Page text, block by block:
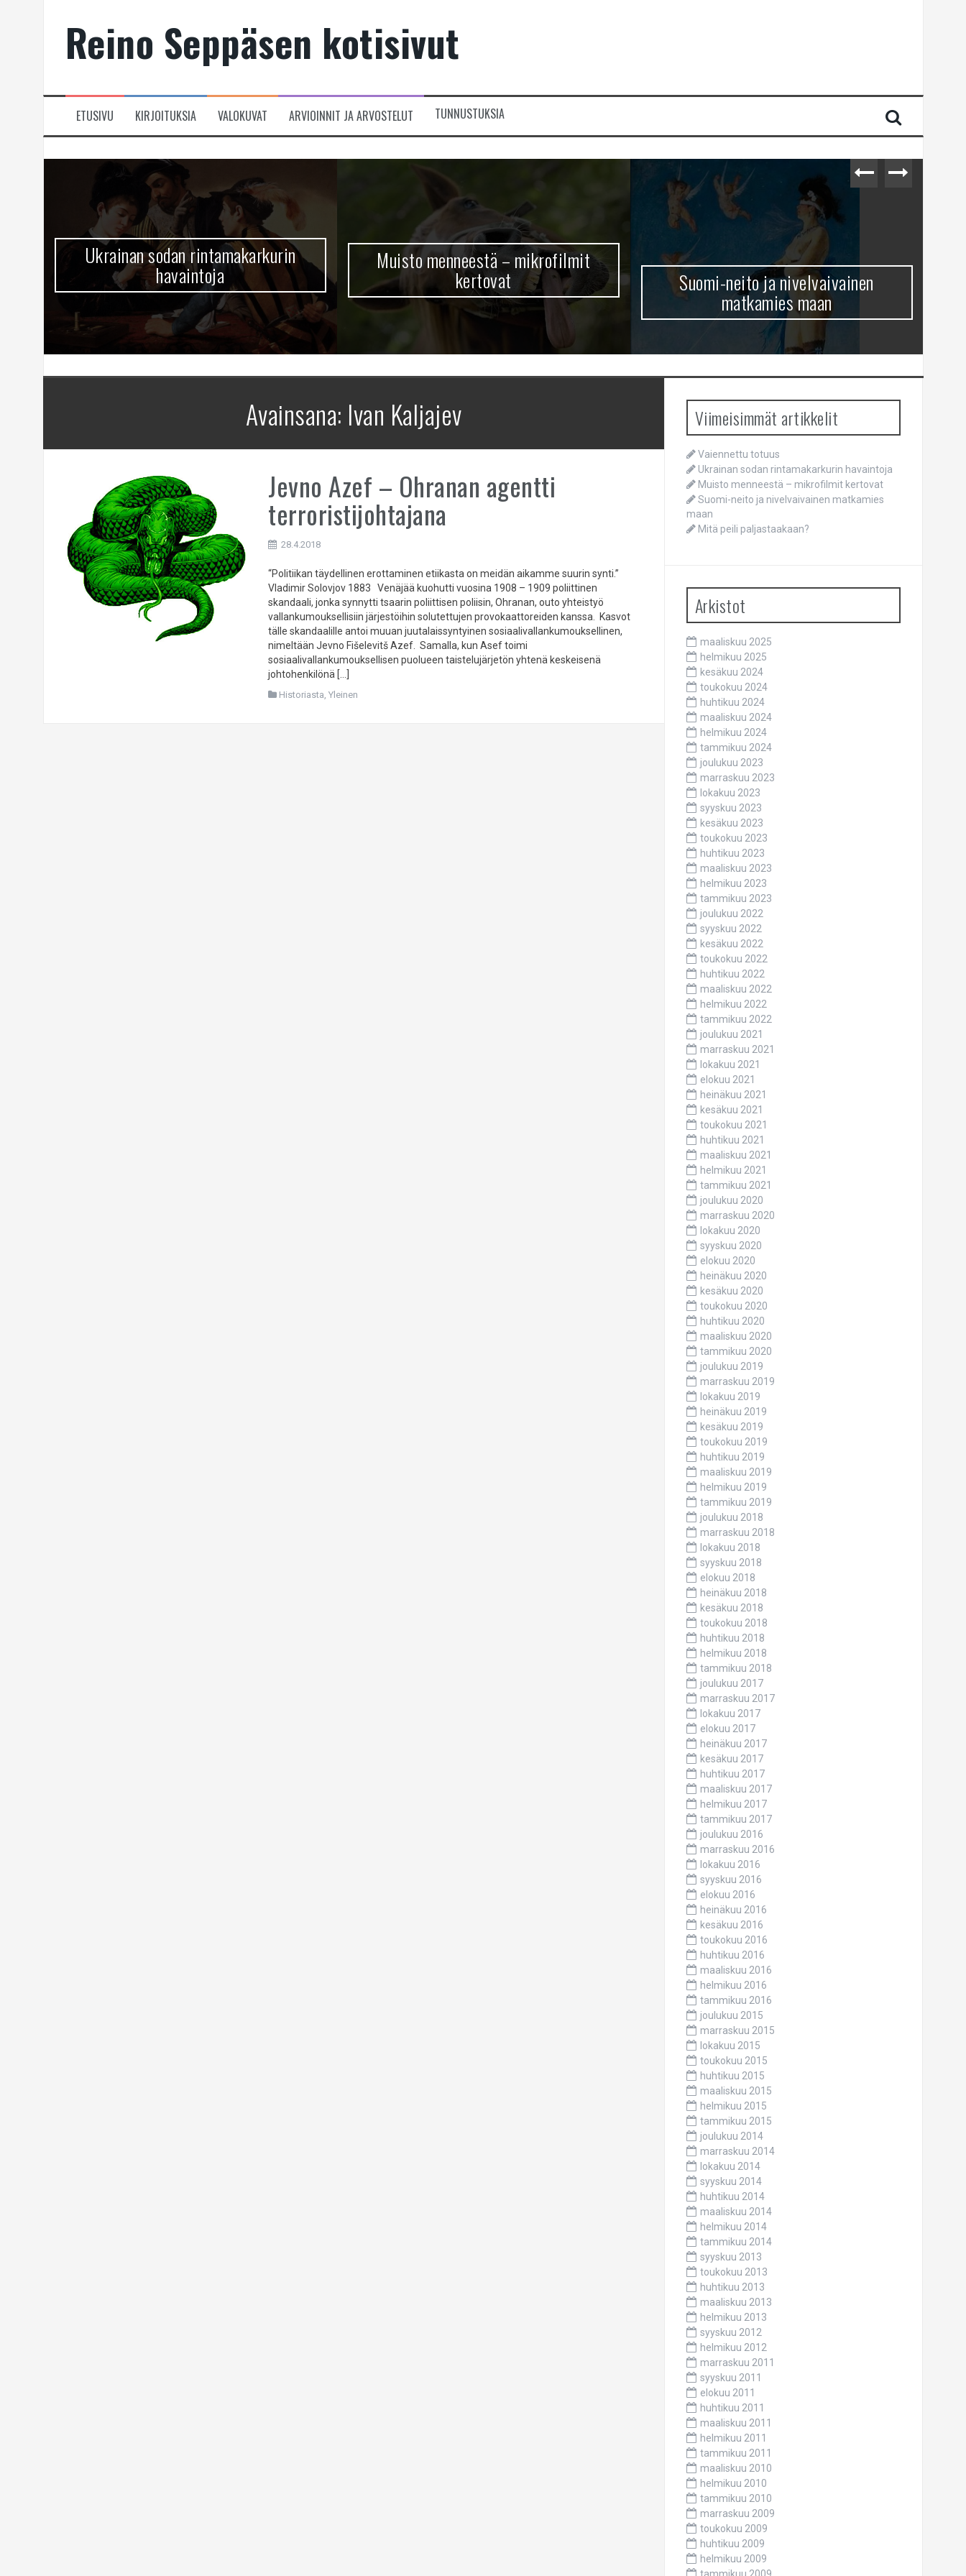
Reino Seppäsen kotisivut
ETUSIVU KIRJOITUKSIA VALOKUVAT ARVIOINNIT JA ARVOSTELUT TUNNUSTUKSIA
Ukrainan sodan rintamakarkurin
havaintoja
Muisto menneestä – mikrofilmit
kertovat Suomi-neito ja nivelvaivainen
matkamies maan
Avainsana: Ivan Kaljajev
Jevno Azef – Ohranan agentti
terroristijohtajana
28.4.2018
“Politiikan täydellinen erottaminen etiikasta on meidän aikamme suurin synti.”
Vladimir Solovjov 1883 Venäjää kuohutti vuosina 1908 – 1909 poliittinen
skandaali, jonka synnytti tsaarin poliittisen poliisin, Ohranan, outo yhteistyö
vallankumouksellisiin järjestöihin solutettujen provokaattoreiden kanssa. Kasvot
tälle skandaalille antoi muuan juutalaissyntyinen sosiaalivallankumouksellinen,
nimeltään Jevno Fišelevitš Azef. Samalla, kun Asef toimi
sosiaalivallankumouksellisen puolueen taistelujärjetön yhtenä keskeisenä
johtohenkilönä […]
Historiasta,Yleinen
Viimeisimmät artikkelit
Vaiennettu totuus
Ukrainan sodan rintamakarkurin havaintoja
Muisto menneestä – mikrofilmit kertovat
Suomi-neito ja nivelvaivainen matkamies
maan
Mitä peili paljastaakaan?
Arkistot
maaliskuu 2025
helmikuu 2025
kesäkuu 2024
toukokuu 2024
huhtikuu 2024
maaliskuu 2024
helmikuu 2024
tammikuu 2024
joulukuu 2023
marraskuu 2023
lokakuu 2023
syyskuu 2023
kesäkuu 2023
toukokuu 2023
huhtikuu 2023
maaliskuu 2023
helmikuu 2023
tammikuu 2023
joulukuu 2022
syyskuu 2022
kesäkuu 2022
toukokuu 2022
huhtikuu 2022
maaliskuu 2022
helmikuu 2022
tammikuu 2022
joulukuu 2021
marraskuu 2021
lokakuu 2021
elokuu 2021
heinäkuu 2021
kesäkuu 2021
toukokuu 2021
huhtikuu 2021
maaliskuu 2021
helmikuu 2021
tammikuu 2021
joulukuu 2020
marraskuu 2020
lokakuu 2020
syyskuu 2020
elokuu 2020
heinäkuu 2020
kesäkuu 2020
toukokuu 2020
huhtikuu 2020
maaliskuu 2020
tammikuu 2020
joulukuu 2019
marraskuu 2019
lokakuu 2019
heinäkuu 2019
kesäkuu 2019
toukokuu 2019
huhtikuu 2019
maaliskuu 2019
helmikuu 2019
tammikuu 2019
joulukuu 2018
marraskuu 2018
lokakuu 2018
syyskuu 2018
elokuu 2018
heinäkuu 2018
kesäkuu 2018
toukokuu 2018
huhtikuu 2018
helmikuu 2018
tammikuu 2018
joulukuu 2017
marraskuu 2017
lokakuu 2017
elokuu 2017
heinäkuu 2017
kesäkuu 2017
huhtikuu 2017
maaliskuu 2017
helmikuu 2017
tammikuu 2017
joulukuu 2016
marraskuu 2016
lokakuu 2016
syyskuu 2016
elokuu 2016
heinäkuu 2016
kesäkuu 2016
toukokuu 2016
huhtikuu 2016
maaliskuu 2016
helmikuu 2016
tammikuu 2016
joulukuu 2015
marraskuu 2015
lokakuu 2015
toukokuu 2015
huhtikuu 2015
maaliskuu 2015
helmikuu 2015
tammikuu 2015
joulukuu 2014
marraskuu 2014
lokakuu 2014
syyskuu 2014
huhtikuu 2014
maaliskuu 2014
helmikuu 2014
tammikuu 2014
syyskuu 2013
toukokuu 2013
huhtikuu 2013
maaliskuu 2013
helmikuu 2013
syyskuu 2012
helmikuu 2012
marraskuu 2011
syyskuu 2011
elokuu 2011
huhtikuu 2011
maaliskuu 2011
helmikuu 2011
tammikuu 2011
maaliskuu 2010
helmikuu 2010
tammikuu 2010
marraskuu 2009
toukokuu 2009
huhtikuu 2009
helmikuu 2009